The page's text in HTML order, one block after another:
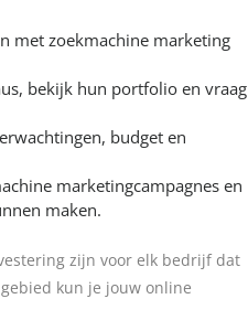
met zoekmachine marketing
bekijk hun portfolio en vraag
budget en
marketingcampagnes en
maken.
zijn voor elk bedrijf dat
kun je jouw online